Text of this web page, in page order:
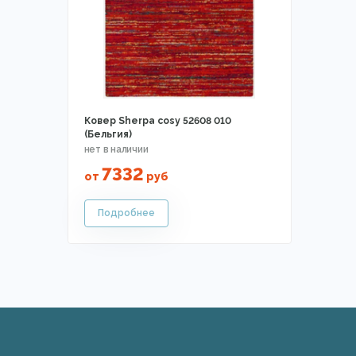
Ковер Sherpa cosy 52608 010
(Бельгия)
от 7332 руб